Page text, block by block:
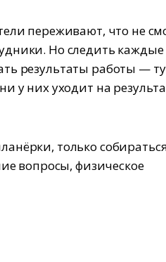
переживают, что не
Но следить каждые
результаты работы —
у них уходит на
только
вопросы, физическое